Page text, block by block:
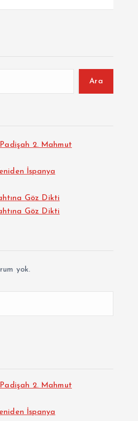
Ara
2. Mahmut
İspanya
Göz Dikti
Göz Dikti
yok.
2. Mahmut
İspanya